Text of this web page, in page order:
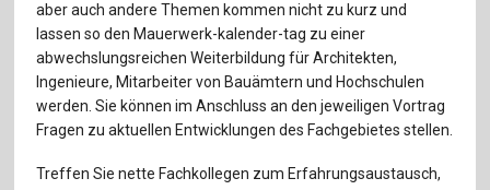
Service
Für Autor:innen
Verlag
aber auch andere Themen kommen nicht zu kurz und
lassen so den Mauerwerk-kalender-tag zu einer
abwechslungsreichen Weiterbildung für Architekten,
Ingenieure, Mitarbeiter von Bauämtern und Hochschulen
werden. Sie können im Anschluss an den jeweiligen Vortrag
Fragen zu aktuellen Entwicklungen des Fachgebietes stellen.
Treffen Sie nette Fachkollegen zum Erfahrungsaustausch,